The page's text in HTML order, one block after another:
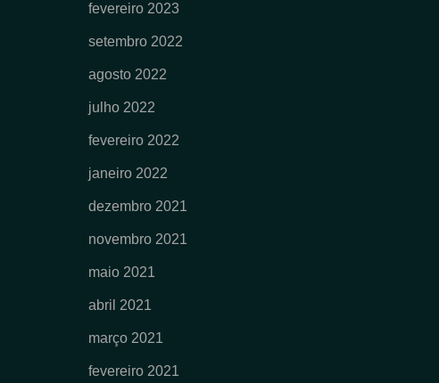
fevereiro 2023
setembro 2022
agosto 2022
julho 2022
fevereiro 2022
janeiro 2022
dezembro 2021
novembro 2021
maio 2021
abril 2021
março 2021
fevereiro 2021